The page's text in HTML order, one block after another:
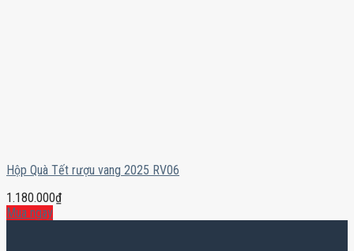
Hộp Quà Tết rượu vang 2025 RV06
1.180.000₫
Mua ngay